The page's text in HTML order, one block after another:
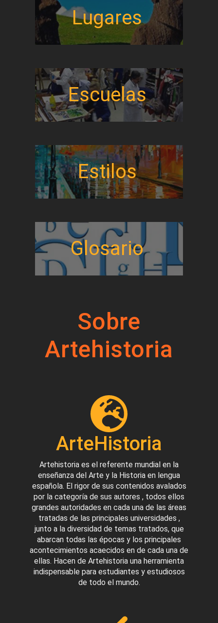
Lugares
Escuelas
Estilos
Glosario
Sobre
Artehistoria
ArteHistoria
Artehistoria es el referente mundial en la
enseñanza del Arte y la Historia en lengua
española. El rigor de sus contenidos avalados
por la categoría de sus autores , todos ellos
grandes autoridades en cada una de las áreas
tratadas de las principales universidades ,
junto a la diversidad de temas tratados, que
abarcan todas las épocas y los principales
acontecimientos acaecidos en de cada una de
ellas. Hacen de Artehistoria una herramienta
indispensable para estudiantes y estudiosos
de todo el mundo.